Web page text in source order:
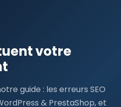
votre
guide : les erreurs SEO
& PrestaShop, et